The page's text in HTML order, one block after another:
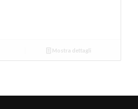
Mostra dettagli